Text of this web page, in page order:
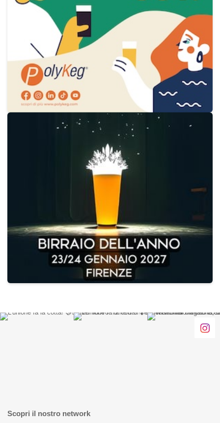
Scopri il nostro network